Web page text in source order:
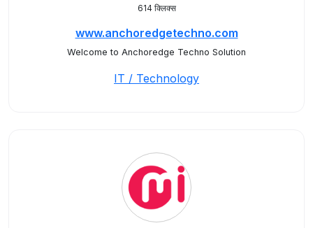
614 क्लिक्स
www.anchoredgetechno.com
Welcome to Anchoredge Techno Solution
IT / Technology